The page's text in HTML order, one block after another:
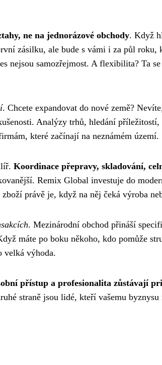
ne na jednorázové obchody. Když
zásilku, ale bude s vámi i za půl roku,
nejsou samozřejmost. A flexibilita? Ta
. Chcete expandovat do nové země?
Analýzy trhů, hledání příležitostí,
které začínají na neznámém území.
Koordinace přepravy, skladování,
Remix Global investuje do
právě je, když na něj čeká výroba
. Mezinárodní obchod přináší
máte po boku někoho, kdo pomůže
velká výhoda.
přístup a profesionalita zůstávají
straně jsou lidé, kteří vašemu